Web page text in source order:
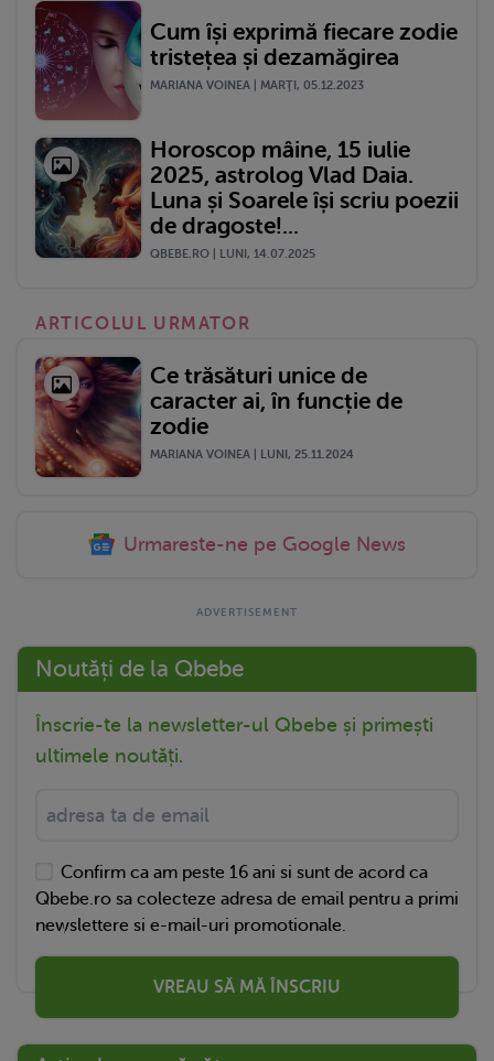
Cum își exprimă fiecare zodie
tristețea și dezamăgirea
MARIANA VOINEA | MARŢI, 05.12.2023
Horoscop mâine, 15 iulie
2025, astrolog Vlad Daia.
Luna și Soarele își scriu poezii
de dragoste!...
QBEBE.RO | LUNI, 14.07.2025
ARTICOLUL URMATOR
Ce trăsături unice de
caracter ai, în funcție de
zodie
MARIANA VOINEA | LUNI, 25.11.2024
Urmareste-ne pe Google News
Noutăți de la Qbebe
Înscrie-te la newsletter-ul Qbebe și primești
ultimele noutăți.
Confirm ca am peste 16 ani si sunt de acord ca
Qbebe.ro sa colecteze adresa de email pentru a primi
newslettere si e-mail-uri promotionale.
VREAU SĂ MĂ ÎNSCRIU